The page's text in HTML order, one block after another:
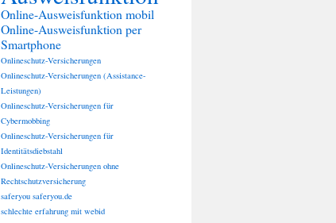
Online-Ausweisfunktion mobil
Online-Ausweisfunktion per
Smartphone
Onlineschutz-Versicherungen
Onlineschutz-Versicherungen (Assistance-
Leistungen)
Onlineschutz-Versicherungen für
Cybermobbing
Onlineschutz-Versicherungen für
Identitätsdiebstahl
Onlineschutz-Versicherungen ohne
Rechtschutzversicherung
saferyou saferyou.de
schlechte erfahrung mit webid